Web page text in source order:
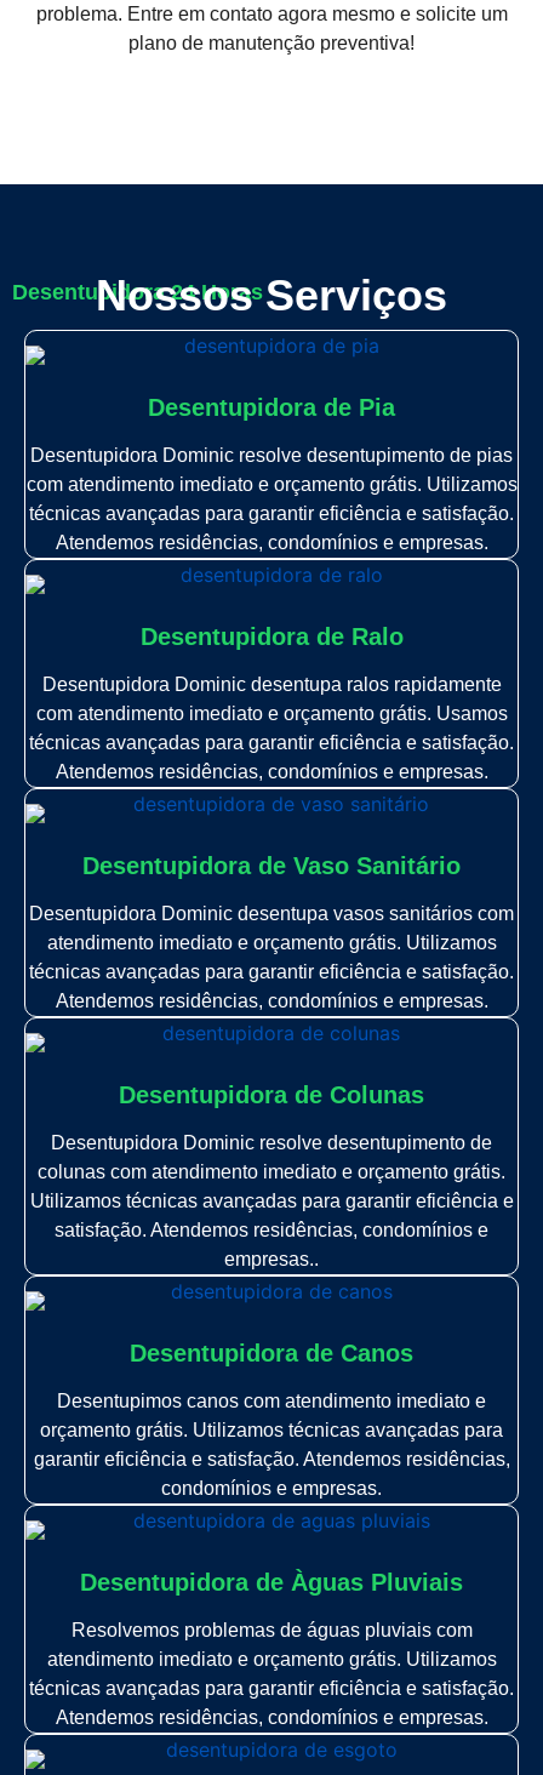
problema. Entre em contato agora mesmo e solicite um
plano de manutenção preventiva!
Desentupidora 24 Horas
Nossos Serviços
Desentupidora de Pia
Desentupidora Dominic resolve desentupimento de pias
com atendimento imediato e orçamento grátis. Utilizamos
técnicas avançadas para garantir eficiência e satisfação.
Atendemos residências, condomínios e empresas.
Desentupidora de Ralo
Desentupidora Dominic desentupa ralos rapidamente
com atendimento imediato e orçamento grátis. Usamos
técnicas avançadas para garantir eficiência e satisfação.
Atendemos residências, condomínios e empresas.
Desentupidora de Vaso Sanitário
Desentupidora Dominic desentupa vasos sanitários com
atendimento imediato e orçamento grátis. Utilizamos
técnicas avançadas para garantir eficiência e satisfação.
Atendemos residências, condomínios e empresas.
Desentupidora de Colunas
Desentupidora Dominic resolve desentupimento de
colunas com atendimento imediato e orçamento grátis.
Utilizamos técnicas avançadas para garantir eficiência e
satisfação. Atendemos residências, condomínios e
empresas..
Desentupidora de Canos
Desentupimos canos com atendimento imediato e
orçamento grátis. Utilizamos técnicas avançadas para
garantir eficiência e satisfação. Atendemos residências,
condomínios e empresas.
Desentupidora de Àguas Pluviais
Resolvemos problemas de águas pluviais com
atendimento imediato e orçamento grátis. Utilizamos
técnicas avançadas para garantir eficiência e satisfação.
Atendemos residências, condomínios e empresas.